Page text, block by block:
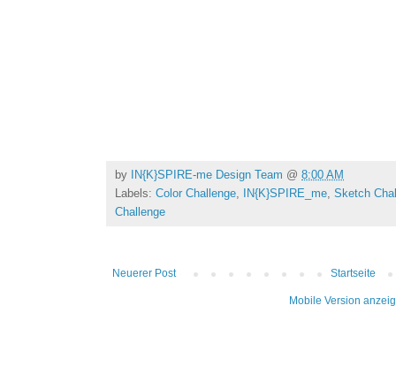
by IN{K}SPIRE-me Design Team @ 8:00 AM
Labels: Color Challenge IN{K}SPIRE_me Sketch
Challenge
Neuerer Post Startseite
Mobile Version